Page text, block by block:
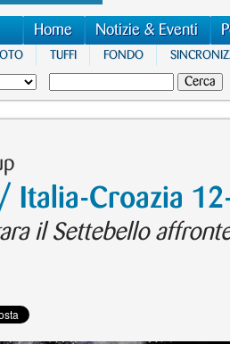
Home Notizie & Eventi
TUFFI FONDO
Italia-Croazia
il Settebello